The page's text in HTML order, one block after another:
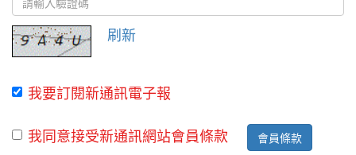
刷新
我要訂閱新通訊電子報
我同意接受新通訊網站會員條款
會員條款